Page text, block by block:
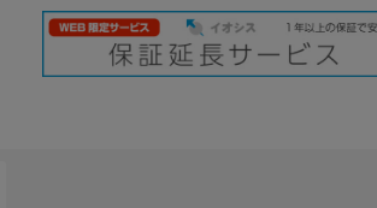
モニタサイズ
~